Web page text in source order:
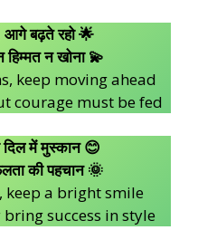
आगे बढ़ते रहो 🌟
न खोना 💫
keep moving ahead
courage must be fed
दिल में मुस्कान 😊
की पहचान 🌞
keep a bright smile
success in style